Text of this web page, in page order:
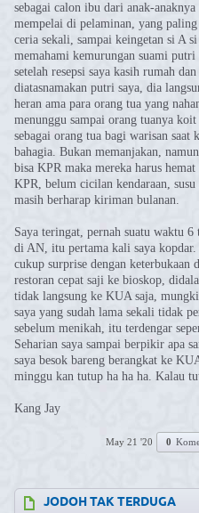
sebagai calon ibu dari anak-
mempelai di pelaminan, yang
ceria sekali, sampai keingetan si A
memahami kemurungan suami
setelah resepsi saya kasih rumah
diatasnamakan putri saya, dia
heran ama para orang tua yang
menunggu sampai orang tuanya
sebagai orang tua bagi warisan
bahagia. Bukan memanjakan,
bisa KPR maka mereka harus
KPR, belum cicilan kendaraan,
masih berharap kiriman bulanan.
Saya teringat, pernah suatu waktu 6
di AN, itu pertama kali saya
cukup surprise dengan keterbukaan
restoran cepat saji ke bioskop,
tidak langsung ke KUA saja,
saya yang sudah lama sekali tidak
sebelum menikah, itu terdengar
Seharian saya sampai berpikir apa
saya besok bareng berangkat ke
minggu kan tutup ha ha ha. Kalau
Kang Jay
May 21 '20 0
JODOH TAK TERDUGA